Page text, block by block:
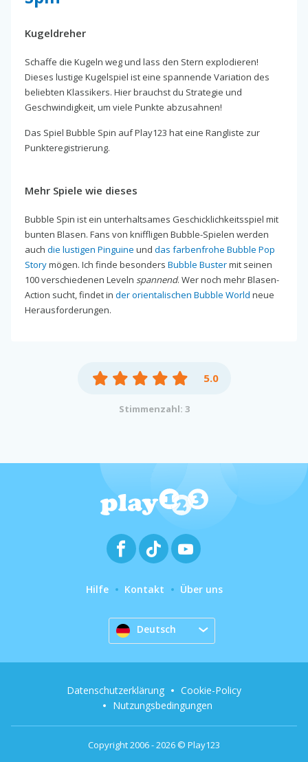
Kugeldreher
Schaffe die Kugeln weg und lass den Stern explodieren!
Dieses lustige Kugelspiel ist eine spannende Variation des
beliebten Klassikers. Hier brauchst du Strategie und
Geschwindigkeit, um viele Punkte abzusahnen!
Das Spiel Bubble Spin auf Play123 hat eine Rangliste zur
Punkteregistrierung.
Mehr Spiele wie dieses
Bubble Spin ist ein unterhaltsames Geschicklichkeitsspiel mit
bunten Blasen. Fans von kniffligen Bubble-Spielen werden
auch die lustigen Pinguine und das farbenfrohe Bubble Pop
Storymögen. Ich finde besonders Bubble Bustermit seinen
100 verschiedenen Leveln spannend. Wer noch mehr Blasen-
Action sucht, findet in der orientalischen Bubble World neue
Herausforderungen.
5.0
Stimmenzahl: 3
Hilfe Kontakt Über uns
Deutsch
Copyright 2006 - 2026 © Play123
Datenschutzerklärung
Cookie-Policy
Nutzungsbedingungen